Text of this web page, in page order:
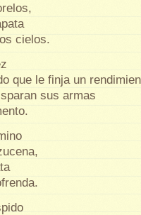
cielos.
que le finja un
sus armas